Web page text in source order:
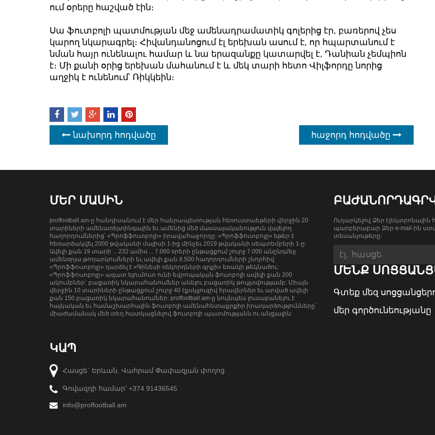
ում օրերը հաշված էին։
Սա ֆուտբոլի պատմության մեջ ամենադրամատիկ գոլերից էր, բառերով չես
կարող նկարագրել։ Հիվանդանոցում էլ երեխան ասում է, որ հպարտանում է
նման հայր ունենալու համար և նա երազանքը կատարվել է, Դանիան չեմպիոն
է։ Մի քանի օրից երեխան մահանում է և մեկ տարի հետո Վիլֆորդը նորից
աղջիկ է ունենում՝ Ռիկկեին։
նախորդ հոդվածը հաջորդ հոդվածը
ՄԵՐ ՄԱՍԻՆ
proffootball.am-ը հանդիսանում է մեր հանրապետության հեռուստաեթերի վերջին 20
տարիների ամենառեյտինգային եւ ամենից մեծ մասսայականություն վայելող
հաղորդումներից՝ «Պրոֆֆուտբոլի» իրավահաջորդը: «Պրոֆֆուտբոլը» եթեր է
հեռարձակվել 2000 թվականի մայիսի 1-ից մինչեւ 2019 թվականի սեպտեմբերի 1-ը:
Ավելի քան 19 տարի ... 232 ամիս ... 7.060 օրերի ընթացքում շուրջ 7.000 անընդմեջ
ամենօրյա թողարկումների եւ ավելի քան 8.500 հաղորդումների շնորհիվ
«Պրոֆֆուտբոլը» դարձել է «Գինեսի ռեկորդների գրքի» եռակի թեկնածու:
«Պրոֆֆուտբոլը» ազատ ելումուտ ունի եվրոպական ֆուտբոլի ավելի քան 200
ակումբներ` բացառիկ նկարահանումներ անելու բացառիկ թույլտվությամբ: Միայն
վերջին 10 տարիների ընթացքում շուրջ 40 էքսկլյուզիվ հրավերներ եւ արված ավելի
քան 150 բացառիկ նկարահանումներ: proffootball.am-ը նույնպես լուսաբանելու է
հայկական եւ համաշխարհային ֆուտբոլի ամենահետաքրքիր իրադարձությունները՝
միաժամանակ մեծ տեղ հատկացնելով ֆուտբոլի պատմությանն ու անցյալին:
ԿԱՊ
Հասցե` Երևան, Վահրամ Փափազյան փողոց
Գովազդի համար՝ +374 91436545
info@proffootball.am
Ուղարկելով Ձեր էլեկտրոնային
պարբերաբար Ձեր e-mail-ին
տեսանյութերը:
ՄԵՆՔ
Գտեք մեզ
մեր գործունեությանը